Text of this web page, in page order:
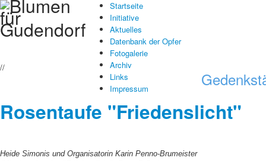
//
Startseite
Initiative
Aktuelles
Datenbank der Opfer
Fotogalerie
Archiv
Links
Impressum
Rosentaufe "Friedenslicht"
Heide Simonis und Organisatorin Karin Penno-Brumeister